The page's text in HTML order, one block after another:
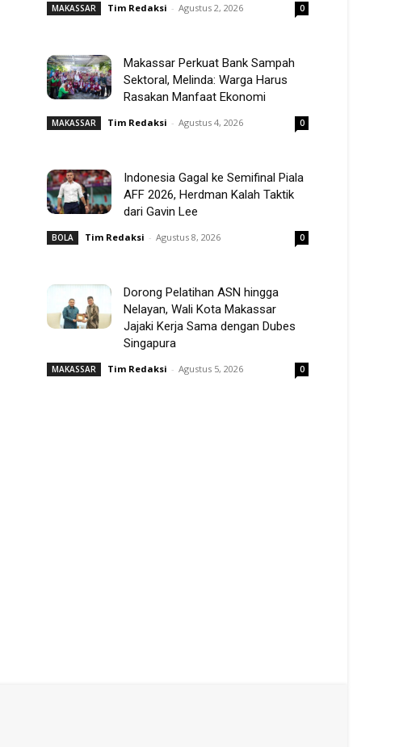
MAKASSAR Tim Redaksi - Agustus 2, 2026 0
Makassar Perkuat Bank Sampah
Sektoral, Melinda: Warga Harus
Rasakan Manfaat Ekonomi
MAKASSAR Tim Redaksi - Agustus 4, 2026 0
Indonesia Gagal ke Semifinal Piala
AFF 2026, Herdman Kalah Taktik
dari Gavin Lee
BOLA Tim Redaksi - Agustus 8, 2026 0
Dorong Pelatihan ASN hingga
Nelayan, Wali Kota Makassar
Jajaki Kerja Sama dengan Dubes
Singapura
MAKASSAR Tim Redaksi - Agustus 5, 2026 0